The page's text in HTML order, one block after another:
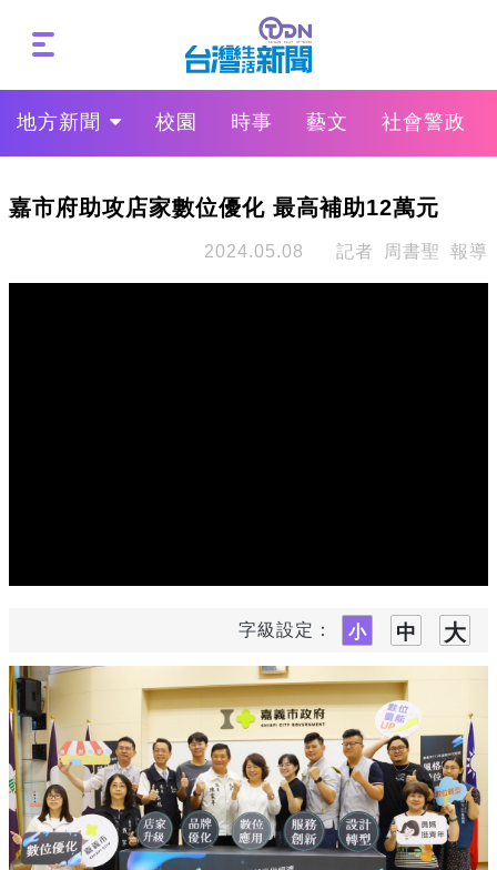
地方新聞 校園 時事 藝文 社會警政
嘉市府助攻店家數位優化 最高補助12萬元
2024.05.08 記者 周書聖 報導
字級設定：